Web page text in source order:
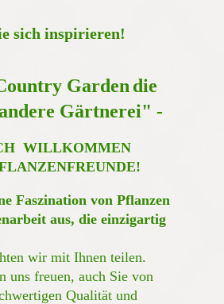
sich inspirieren!
Garden die
Gärtnerei" -
WILLKOMMEN
Faszination von Pflanzen
aus, die einzigartig
wir mit Ihnen teilen.
uns freuen, auch Sie von
Qualität und